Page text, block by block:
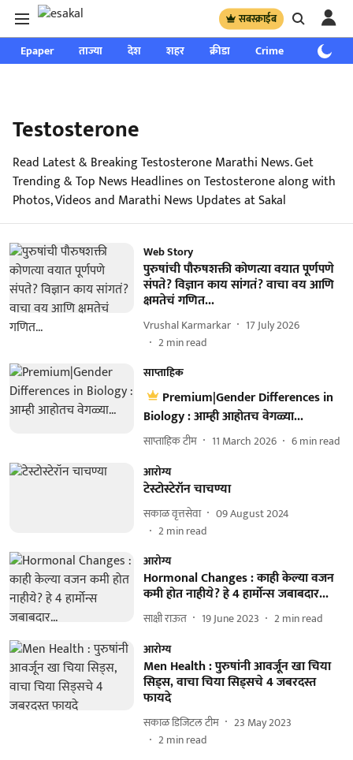
सबस्क्राईब
Epaper ताज्या देश शहर क्रीडा Crime साप्ताहिक
Testosterone
Read Latest & Breaking Testosterone Marathi News. Get
Trending & Top News Headlines on Testosterone along with
Photos, Videos and Marathi News Updates at Sakal
Web Story
पुरुषांची पौरुषशक्ती कोणत्या वयात पूर्णपणे
संपते? विज्ञान काय सांगतं? वाचा वय आणि
क्षमतेचं गणित...
Vrushal Karmarkar
17 July 2026
2min read
साप्ताहिक
Premium|Gender Differences in
Biology : आम्ही आहोतच वेगळ्या...
साप्ताहिक टीम 11 March 2026 6min read
आरोग्य
टेस्टोस्टेरॉन चाचण्या
सकाळ वृत्तसेवा
09 August 2024
2min read
आरोग्य
Hormonal Changes : काही केल्या वजन
कमी होत नाहीये? हे 4 हार्मोन्स जबाबदार...
साक्षी राऊत 19 June 2023 2min read
आरोग्य
Men Health : पुरुषांनी आवर्जून खा चिया
सिड्स, वाचा चिया सिड्सचे 4 जबरदस्त
फायदे
सकाळ डिजिटल टीम
23 May 2023
2min read